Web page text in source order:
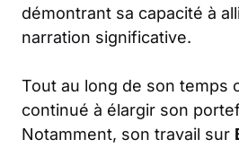
démontrant sa capacité à
narration significative.
Tout au long de son temps
continué à élargir son
Notamment, son travail sur